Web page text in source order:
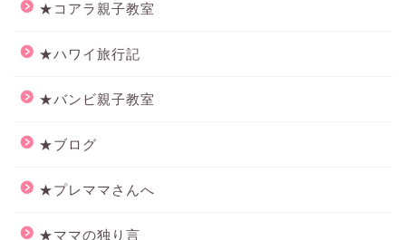
★コアラ親子教室
★ハワイ旅行記
★バンビ親子教室
★ブログ
★プレママさんへ
★ママの独り言